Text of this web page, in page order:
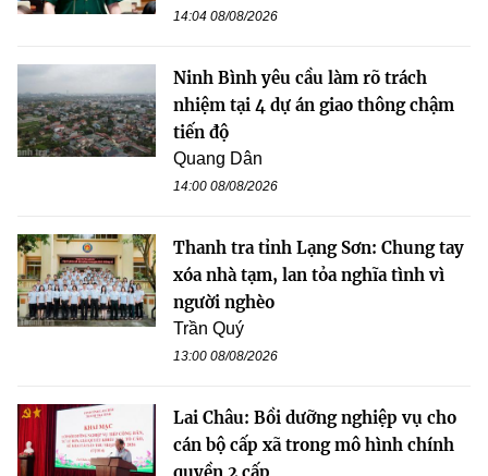
14:04 08/08/2026
Ninh Bình yêu cầu làm rõ trách
nhiệm tại 4 dự án giao thông chậm
tiến độ
Quang Dân
14:00 08/08/2026
Thanh tra tỉnh Lạng Sơn: Chung tay
xóa nhà tạm, lan tỏa nghĩa tình vì
người nghèo
Trần Quý
13:00 08/08/2026
Lai Châu: Bồi dưỡng nghiệp vụ cho
cán bộ cấp xã trong mô hình chính